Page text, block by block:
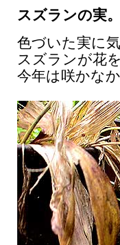
スズランの実。
色づいた実に気
スズランが花
今年は咲かな